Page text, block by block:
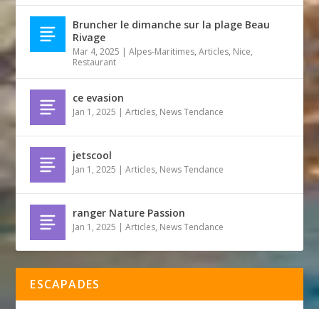
Bruncher le dimanche sur la plage Beau
Rivage
Mar 4, 2025 |Alpes-Maritimes,Articles, Nice,
Restaurant
ce evasion
Jan 1, 2025 |Articles, News Tendance
jetscool
Jan 1, 2025 |Articles, News Tendance
ranger Nature Passion
Jan 1, 2025 |Articles, News Tendance
ESCAPADES